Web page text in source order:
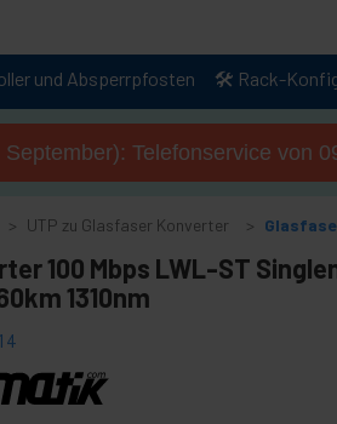
und Absperrpfosten 🛠️ Rack-
Telefonservice von
UTP zu Glasfaser Konverter
100 Mbps LWL-ST
1310nm